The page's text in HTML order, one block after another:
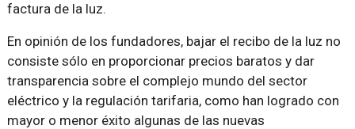
factura de la luz.
En opinión de los fundadores, bajar el recibo de la luz no
consiste sólo en proporcionar precios baratos y dar
transparencia sobre el complejo mundo del sector
eléctrico y la regulación tarifaria, como han logrado con
mayor o menor éxito algunas de las nuevas